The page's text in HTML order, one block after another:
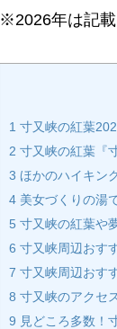
※2026年は記載
1 寸又峡の紅葉
2 寸又峡の紅葉『
3 ほかのハイキン
4 美女づくりの湯
5 寸又峡の紅葉や
6 寸又峡周辺おす
7 寸又峡周辺おす
8 寸又峡のアクセ
9 見どころ多数！